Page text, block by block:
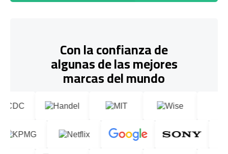
Con la confianza de
algunas de las mejores
marcas del mundo